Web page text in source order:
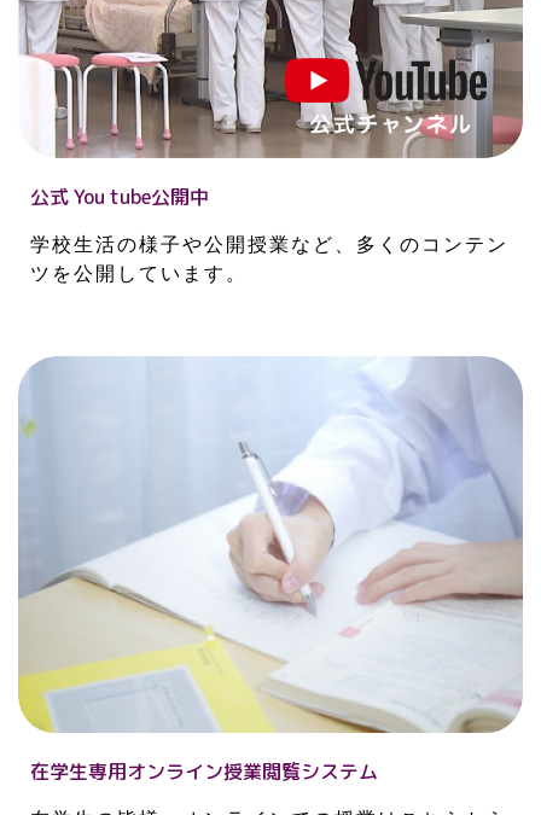
公式 You tube公開中
学校生活の様子や公開授業など、多くのコンテン
ツを公開しています。
在学生専用オンライン授業閲覧システム